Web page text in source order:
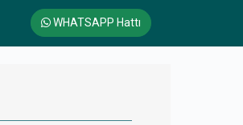
WHATSAPP Hattı